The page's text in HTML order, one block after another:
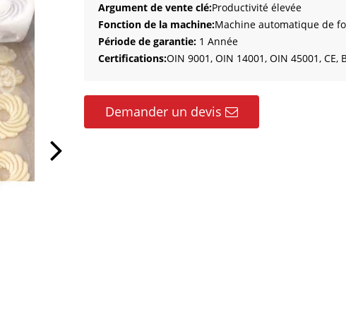
Argument de vente clé:Productivité élevée
Fonction de la machine:Machine automatique de
Période de garantie: 1 Année
Certifications:OIN 9001, OIN 14001, OIN 45001, CE,
Demander un devis